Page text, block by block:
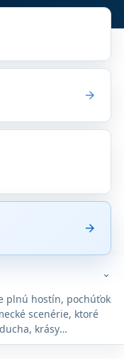
arrow_forward
arrow_forward
plnú hostín, pochúťok
scenérie, ktoré
krásy
mestečká.
expand_more